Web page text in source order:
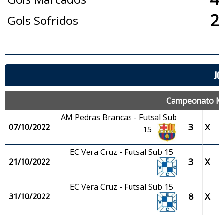
Gols Sofridos
Campeonato
07/10/2022
AM Pedras Brancas - Futsal Sub
15
3 X
21/10/2022
EC Vera Cruz - Futsal Sub 15
3 X
31/10/2022
EC Vera Cruz - Futsal Sub 15
8 X